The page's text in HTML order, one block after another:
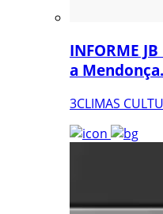
INFORME
a
3CLIMAS